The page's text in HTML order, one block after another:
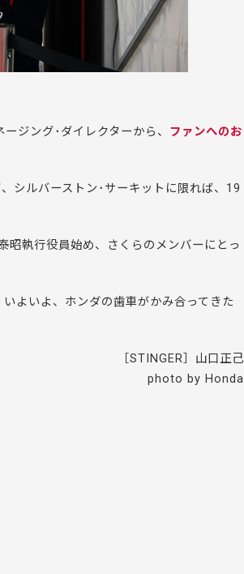
ージング･ダイレクターから、 ファンへのお
シルバーストン･サーキットに限れば、19
昭執行役員始め、さくらのメンバーにとっ
よいよ、ホンダの歯車がかみ合ってきた
［STINGER］山口正己
photo by Honda